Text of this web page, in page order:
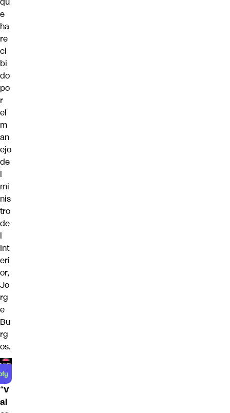
e
ha
re
ci
bi
do
po
r
el
m
an
ejo
de
l
mi
nis
tro
de
l
Int
eri
or,
Jo
rg
e
Bu
rg
os.
“V
al